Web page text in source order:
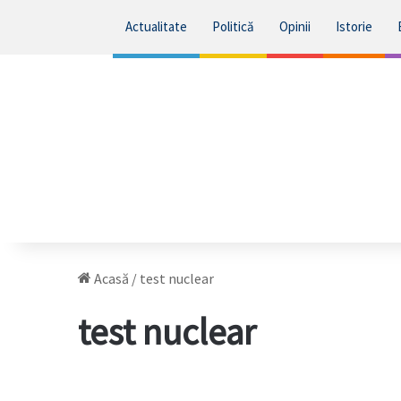
Actualitate Politică Opinii Istorie
Acasă / test nuclear
test nuclear